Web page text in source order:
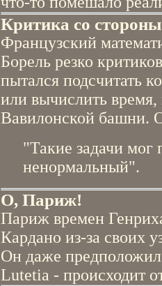
Критика со стороны
Французский
Борель резко
пытался подсчитать
или вычислить время,
Вавилонской башни.
"Такие задачи мог
ненормальный".
О, Париж!
Париж времен
Кардано из-за своих
Он даже
Lutetia - происходит